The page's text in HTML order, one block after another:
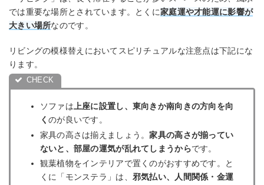
では重要な場所とされています。とくに家庭運や才能運に影響が
大きい場所なのです。
リビングの模様替えにおいてスピリチュアルな注意点は下記にな
ります。
ソファは 上座に設置し、東向きか南向きの方向を向
くのが良いです。
家具の高さは揃えましょう。家具の高さが揃ってい
ないと、部屋の運気が乱れてしまうからです。
観葉植物をインテリアで置くのがおすすめです。と
くに「モンステラ」は、 邪気払い、人間関係・金運